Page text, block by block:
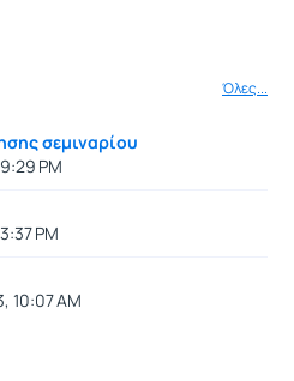
Όλες...
σεμιναρίου
PM
PM
10:07 AM